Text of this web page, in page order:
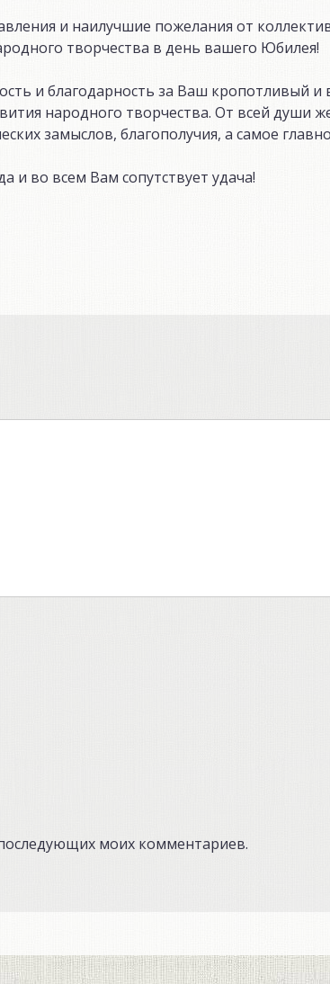
и наилучшие пожелания от
творчества в день вашего Юбилея!
и благодарность за Ваш кропотливый и
народного творчества. От всей души
замыслов, благополучия, а самое
и во всем Вам сопутствует удача!
моих комментариев.